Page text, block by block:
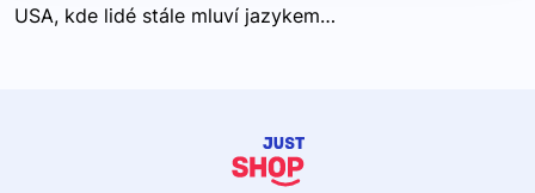
USA, kde lidé stále mluví jazykem…